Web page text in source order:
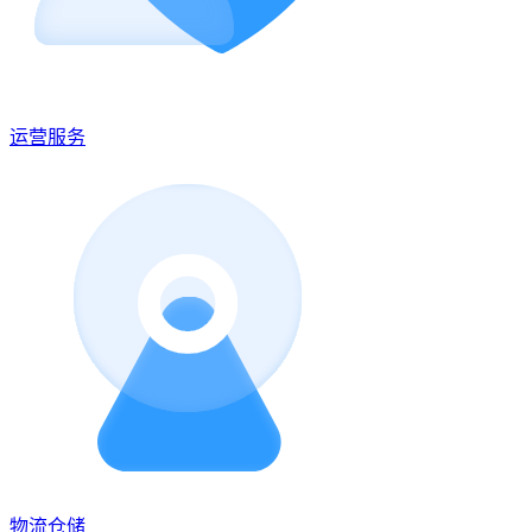
运营服务
物流仓储